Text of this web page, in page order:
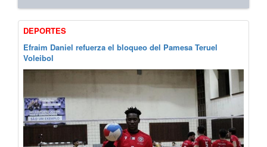
DEPORTES
Efraim Daniel refuerza el bloqueo del Pamesa Teruel
Voleibol